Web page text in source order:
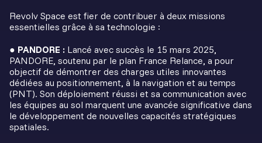
Revolv Space est fier de contribuer à deux missions
essentielles grâce à sa technologie :
● PANDORE : Lancé avec succès le 15 mars 2025,
PANDORE, soutenu par le plan France Relance, a pour
objectif de démontrer des charges utiles innovantes
dédiées au positionnement, à la navigation et au temps
(PNT). Son déploiement réussi et sa communication avec
les équipes au sol marquent une avancée significative dans
le développement de nouvelles capacités stratégiques
spatiales.